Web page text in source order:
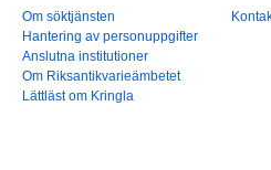
Om söktjänsten
Hantering av personuppgifter
Anslutna institutioner
Om Riksantikvarieämbetet
Lättläst om Kringla